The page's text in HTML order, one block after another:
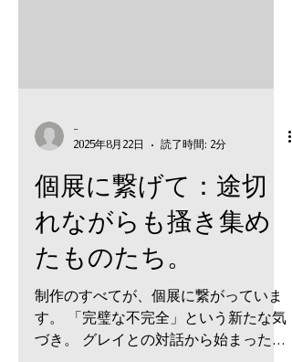
-
2025年8月22日
読了時間: 2分
個展に繋げて：途切
れながらも搔き集め
たものたち。